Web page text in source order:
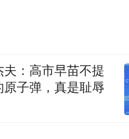
夫：高市早苗不提
原子弹，真是耻辱